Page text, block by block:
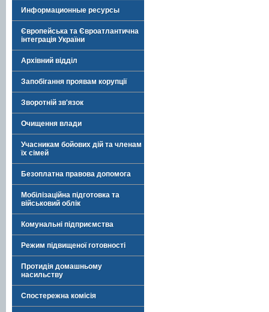
Информационные ресурсы
Європейська та Євроатлантична
інтеграція України
Архівний відділ
Запобігання проявам корупції
Зворотній зв'язок
Очищення влади
Учасникам бойових дій та членам
їх сімей
Безоплатна правова допомога
Мобілізаційна підготовка та
військовий облік
Комунальні підприємства
Режим підвищеної готовності
Протидія домашньому
насильству
Спостережна комісія